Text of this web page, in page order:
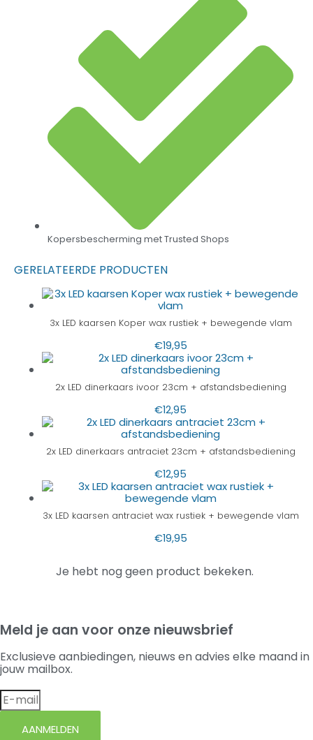
Kopersbescherming met Trusted Shops
GERELATEERDE PRODUCTEN
3x LED kaarsen Koper wax rustiek + bewegende vlam
€19,95
2x LED dinerkaars ivoor 23cm + afstandsbediening
€12,95
2x LED dinerkaars antraciet 23cm + afstandsbediening
€12,95
3x LED kaarsen antraciet wax rustiek + bewegende vlam
€19,95
Je hebt nog geen product bekeken.
Meld je aan voor onze nieuwsbrief
Exclusieve aanbiedingen, nieuws en advies elke maand in
jouw mailbox.
AANMELDEN